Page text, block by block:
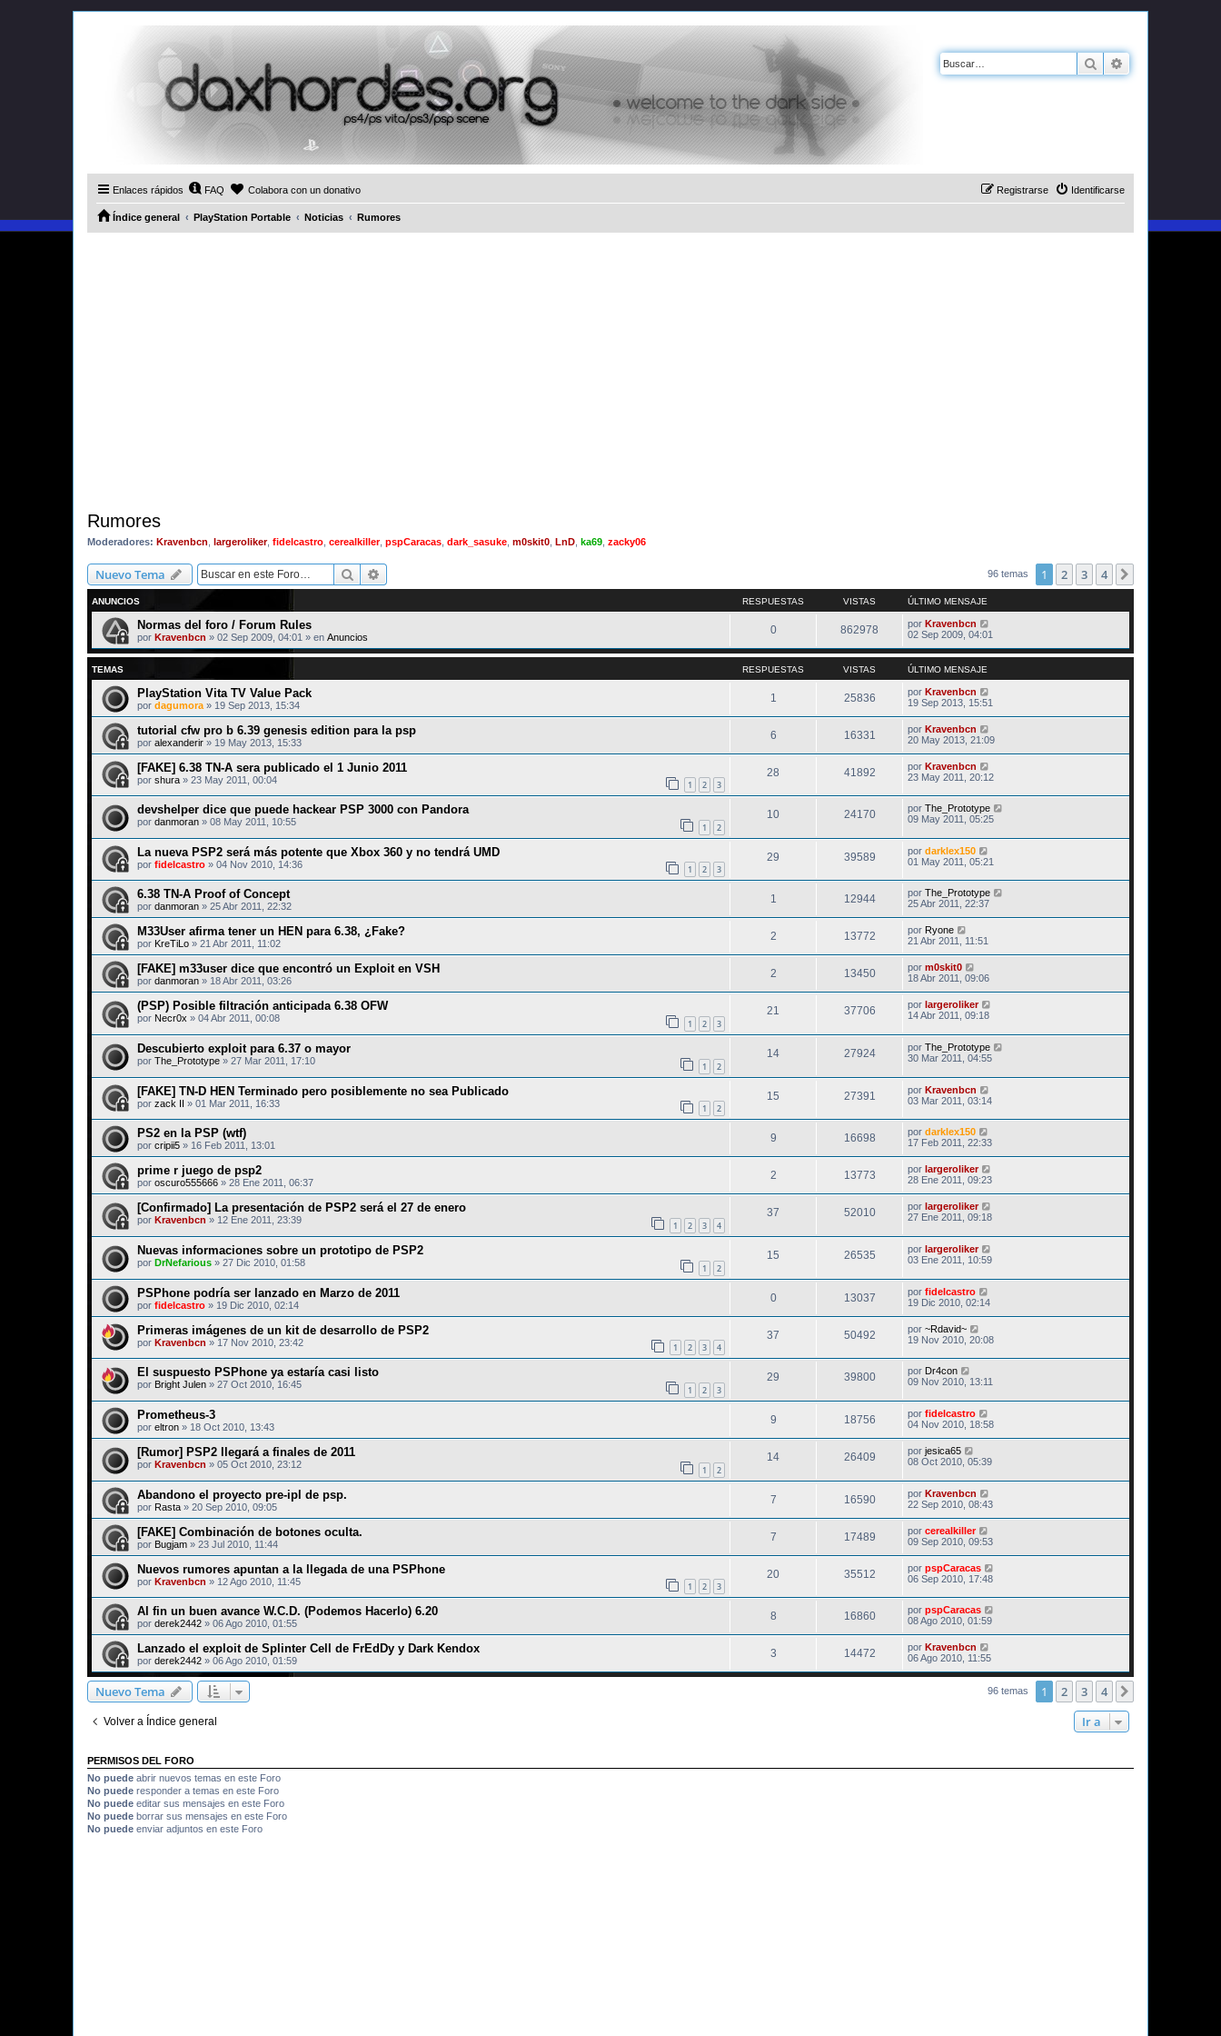
Buscar
Enlaces rápidos FAQ Colabora con un donativo Identificarse
Registrarse
Índice general PlayStation Portable Noticias Rumores
Rumores
Moderadores: Kravenbcn largeroliker, fidelcastro cerealkiller, pspCaracas dark_sasuke m0skit0 LnD ka69 zacky06
Nuevo Tema Buscar 96 temas 1 2 3 4
ANUNCIOS RESPUESTAS VISTAS ÚLTIMO MENSAJE
Normas del foro / Forum Rules
por Kravenbcn » 02 Sep 2009, 04:01 » en Anuncios
0 862978 por Kravenbcn
02 Sep 2009, 04:01
TEMAS RESPUESTAS VISTAS ÚLTIMO MENSAJE
PlayStation Vita TV Value Pack
por dagumora » 19 Sep 2013, 15:34
1 25836 por Kravenbcn
19 Sep 2013, 15:51
tutorial cfw pro b 6.39 genesis edition para la psp
por alexanderir » 19 May 2013, 15:33
6 16331 por Kravenbcn
20 May 2013, 21:09
[FAKE] 6.38 TN-A sera publicado el 1 Junio 2011
por shura » 23 May 2011, 00:04 1 2 3
28 41892 por Kravenbcn
23 May 2011, 20:12
devshelper dice que puede hackear PSP 3000 con Pandora
por danmoran » 08 May 2011, 10:55 1 2
10 24170 por The_Prototype
09 May 2011, 05:25
La nueva PSP2 será más potente que Xbox 360 y no tendrá UMD
por fidelcastro » 04 Nov 2010, 14:36 1 2 3
29 39589 por darklex150
01 May 2011, 05:21
6.38 TN-A Proof of Concept
por danmoran » 25 Abr 2011, 22:32
1 12944 por The_Prototype
25 Abr 2011, 22:37
M33User afirma tener un HEN para 6.38, ¿Fake?
por KreTiLo » 21 Abr 2011, 11:02
2 13772 por Ryone
21 Abr 2011, 11:51
[FAKE] m33user dice que encontró un Exploit en VSH
por danmoran » 18 Abr 2011, 03:26
2 13450 por m0skit0
18 Abr 2011, 09:06
(PSP) Posible filtración anticipada 6.38 OFW
por Necr0x » 04 Abr 2011, 00:08 1 2 3
21 37706 por largeroliker
14 Abr 2011, 09:18
Descubierto exploit para 6.37 o mayor
por The_Prototype » 27 Mar 2011, 17:10 1 2
14 27924 por The_Prototype
30 Mar 2011, 04:55
[FAKE] TN-D HEN Terminado pero posiblemente no sea Publicado
por zack II » 01 Mar 2011, 16:33 1 2
15 27391 por Kravenbcn
03 Mar 2011, 03:14
PS2 en la PSP (wtf)
por cripii5 » 16 Feb 2011, 13:01
9 16698 por darklex150
17 Feb 2011, 22:33
prime r juego de psp2
por oscuro555666 » 28 Ene 2011, 06:37
2 13773 por largeroliker
28 Ene 2011, 09:23
[Confirmado] La presentación de PSP2 será el 27 de enero
por Kravenbcn » 12 Ene 2011, 23:39 1 2 3 4
37 52010 por largeroliker
27 Ene 2011, 09:18
Nuevas informaciones sobre un prototipo de PSP2
por DrNefarious » 27 Dic 2010, 01:58 1 2
15 26535 por largeroliker
03 Ene 2011, 10:59
PSPhone podría ser lanzado en Marzo de 2011
por fidelcastro » 19 Dic 2010, 02:14
0 13037 por fidelcastro
19 Dic 2010, 02:14
Primeras imágenes de un kit de desarrollo de PSP2
por Kravenbcn » 17 Nov 2010, 23:42 1 2 3 4
37 50492 por ~Rdavid~
19 Nov 2010, 20:08
El suspuesto PSPhone ya estaría casi listo
por Bright Julen » 27 Oct 2010, 16:45 1 2 3
29 39800 por Dr4con
09 Nov 2010, 13:11
Prometheus-3
por eltron » 18 Oct 2010, 13:43
9 18756 por fidelcastro
04 Nov 2010, 18:58
[Rumor] PSP2 llegará a finales de 2011
por Kravenbcn » 05 Oct 2010, 23:12 1 2
14 26409 por jesica65
08 Oct 2010, 05:39
Abandono el proyecto pre-ipl de psp.
por Rasta » 20 Sep 2010, 09:05
7 16590 por Kravenbcn
22 Sep 2010, 08:43
[FAKE] Combinación de botones oculta.
por Bugjam » 23 Jul 2010, 11:44
7 17489 por cerealkiller
09 Sep 2010, 09:53
Nuevos rumores apuntan a la llegada de una PSPhone
por Kravenbcn » 12 Ago 2010, 11:45 1 2 3
20 35512 por pspCaracas
06 Sep 2010, 17:48
Al fin un buen avance W.C.D. (Podemos Hacerlo) 6.20
por derek2442 » 06 Ago 2010, 01:55
8 16860 por pspCaracas
08 Ago 2010, 01:59
Lanzado el exploit de Splinter Cell de FrEdDy y Dark Kendox
por derek2442 » 06 Ago 2010, 01:59
3 14472 por Kravenbcn
06 Ago 2010, 11:55
Nuevo Tema 96 temas 1 2 3 4
Volver a Índice general Ir a
PERMISOS DEL FORO
No puede abrir nuevos temas en este Foro
No puede responder a temas en este Foro
No puede editar sus mensajes en este Foro
No puede borrar sus mensajes en este Foro
No puede enviar adjuntos en este Foro